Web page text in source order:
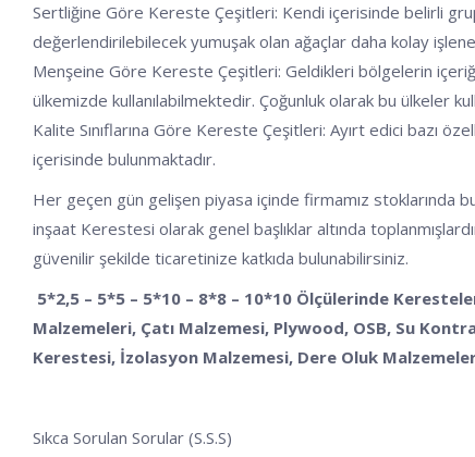
Sertliğine Göre Kereste Çeşitleri: Kendi içerisinde belirli
değerlendirilebilecek yumuşak olan ağaçlar daha kolay
Menşeine Göre Kereste Çeşitleri: Geldikleri bölgelerin
ülkemizde kullanılabilmektedir. Çoğunluk olarak bu ülkeler
Kalite Sınıflarına Göre Kereste Çeşitleri: Ayırt edici bazı
içerisinde bulunmaktadır.
Her geçen gün gelişen piyasa içinde firmamız stoklarında
inşaat Kerestesi olarak genel başlıklar altında
güvenilir şekilde ticaretinize katkıda bulunabilirsiniz.
5*2,5 – 5*5 – 5*10 – 8*8 – 10*10 Ölçülerinde
Malzemeleri, Çatı Malzemesi, Plywood, OSB, Su
Kerestesi, İzolasyon Malzemesi, Dere Oluk
Sıkca Sorulan Sorular (S.S.S)